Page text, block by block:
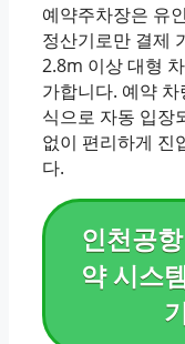
예약주차장은 유
정산기로만 결제
2.8m 이상 대형
가합니다. 예약
식으로 자동 입장
없이 편리하게 진
다.
인천공
약 시스